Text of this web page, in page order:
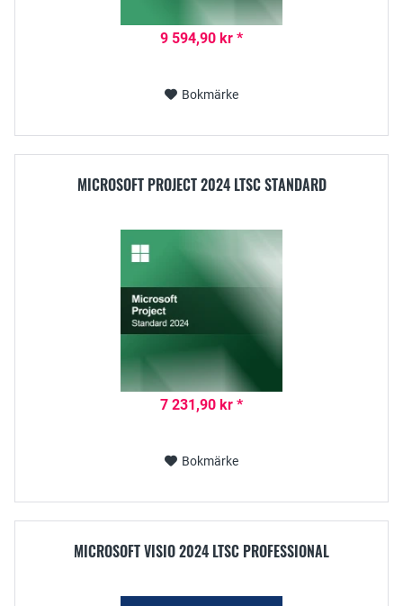
9 594,90 kr *
Bokmärke
MICROSOFT PROJECT 2024 LTSC STANDARD
7 231,90 kr *
Bokmärke
MICROSOFT VISIO 2024 LTSC PROFESSIONAL